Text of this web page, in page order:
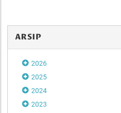
ARSIP
2026
2025
2024
2023